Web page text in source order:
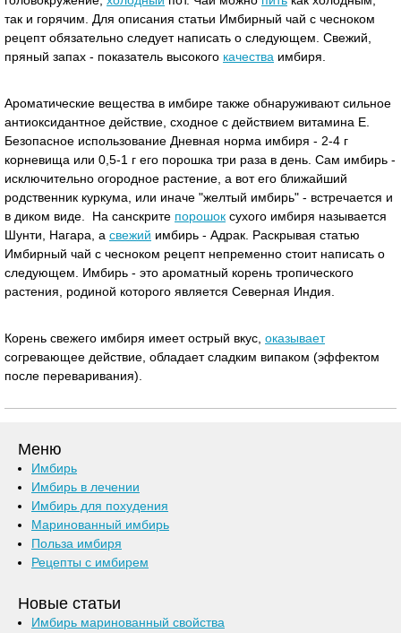
так и горячим. Для описания статьи Имбирный чай с чесноком
рецепт обязательно следует написать о следующем. Свежий,
пряный запах - показатель высокого качества имбиря.
Ароматические вещества в имбире также обнаруживают сильное
антиоксидантное действие, сходное с действием витамина Е.
Безопасное использование Дневная норма имбиря - 2-4 г
корневища или 0,5-1 г его порошка три раза в день. Сам имбирь -
исключительно огородное растение, а вот его ближайший
родственник куркума, или иначе "желтый имбирь" - встречается и
в диком виде. На санскрите порошок сухого имбиря называется
Шунти, Нагара, а свежий имбирь - Адрак. Раскрывая статью
Имбирный чай с чесноком рецепт непременно стоит написать о
следующем. Имбирь - это ароматный корень тропического
растения, родиной которого является Северная Индия.
Корень свежего имбиря имеет острый вкус, оказывает
согревающее действие, обладает сладким випаком (эффектом
после переваривания).
Меню
Имбирь
Имбирь в лечении
Имбирь для похудения
Маринованный имбирь
Польза имбиря
Рецепты с имбирем
Новые статьи
Имбирь маринованный свойства